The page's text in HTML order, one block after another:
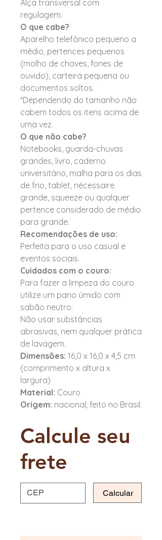
Alça transversal com
regulagem.
O que cabe?
Aparelho telefônico pequeno a
médio, pertences pequenos
(molho de chaves, fones de
ouvido), carteira pequena ou
documentos soltos.
*Dependendo do tamanho não
cabem todos os itens acima de
uma vez.
O que não cabe?
Notebooks, guarda-chuvas
grandes, livro, caderno
universitário, malha para os dias
de frio, tablet, nécessaire
grande, squeeze ou qualquer
pertence considerado de médio
para grande.
Recomendações de uso:
Perfeita para o uso casual e
eventos sociais.
Cuidados com o couro:
Para fazer a limpeza do couro
utilize um pano úmido com
sabão neutro.
Não usar substâncias
abrasivas, nem qualquer prática
de lavagem.
Dimensões: 16,0 x 16,0 x 4,5 cm
(comprimento x altura x
largura)
Material: Couro
Origem: nacional; feito no Brasil.
Calcule seu
frete
Calcular